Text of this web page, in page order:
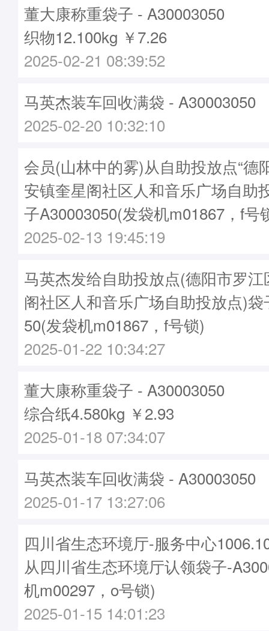
董大康称重袋子 - A30003050
织物12.100kg ￥7.26
2025-02-21 08:39:52
马英杰装车回收满袋 - A30003050
2025-02-20 10:32:10
会员(山林中的雾)从自助投放点“德
安镇奎星阁社区人和音乐广场自助
子A30003050(发袋机m01867，f号
2025-02-13 19:45:19
马英杰发给自助投放点(德阳市罗
阁社区人和音乐广场自助投放点)袋
50(发袋机m01867，f号锁)
2025-01-22 10:34:27
董大康称重袋子 - A30003050
综合纸4.580kg ￥2.93
2025-01-18 07:34:07
马英杰装车回收满袋 - A30003050
2025-01-17 13:27:06
四川省生态环境厅-服务中心
从四川省生态环境厅认领袋子-
机m00297，o号锁)
2025-01-15 14:01:23